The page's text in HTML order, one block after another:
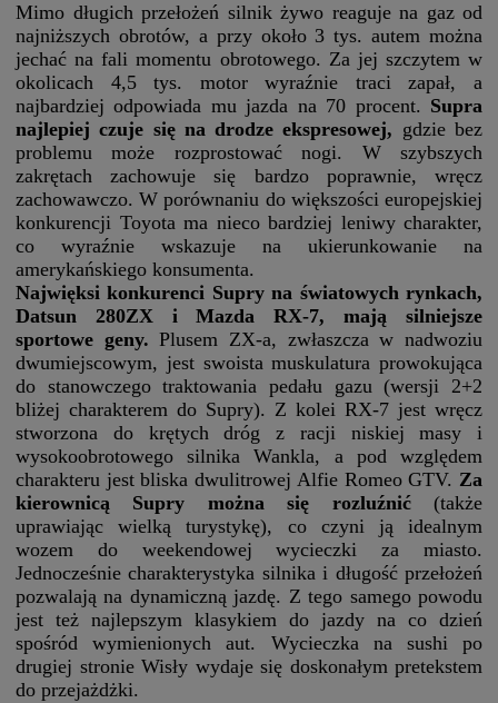
Mimo długich przełożeń silnik żywo reaguje na gaz od
najniższych obrotów, a przy około 3 tys. autem można
jechać na fali momentu obrotowego. Za jej szczytem w
okolicach 4,5 tys. motor wyraźnie traci zapał, a
najbardziej odpowiada mu jazda na 70 procent. Supra
najlepiej czuje się na drodze ekspresowej, gdzie bez
problemu może rozprostować nogi. W szybszych
zakrętach zachowuje się bardzo poprawnie, wręcz
zachowawczo. W porównaniu do większości europejskiej
konkurencji Toyota ma nieco bardziej leniwy charakter,
co wyraźnie wskazuje na ukierunkowanie na
amerykańskiego konsumenta.
Najwięksi konkurenci Supry na światowych rynkach,
Datsun 280ZX i Mazda RX-7, mają silniejsze
sportowe geny.Plusem ZX-a, zwłaszcza w nadwoziu
dwumiejscowym, jest swoista muskulatura prowokująca
do stanowczego traktowania pedału gazu (wersji 2+2
bliżej charakterem do Supry). Z kolei RX-7 jest wręcz
stworzona do krętych dróg z racji niskiej masy i
wysokoobrotowego silnika Wankla, a pod względem
charakteru jest bliska dwulitrowej Alfie Romeo GTV. Za
kierownicą Supry można się rozluźnić(także
uprawiając wielką turystykę), co czyni ją idealnym
wozem do weekendowej wycieczki za miasto.
Jednocześnie charakterystyka silnika i długość przełożeń
pozwalają na dynamiczną jazdę. Z tego samego powodu
jest też najlepszym klasykiem do jazdy na co dzień
spośród wymienionych aut. Wycieczka na sushi po
drugiej stronie Wisły wydaje się doskonałym pretekstem
do przejażdżki.